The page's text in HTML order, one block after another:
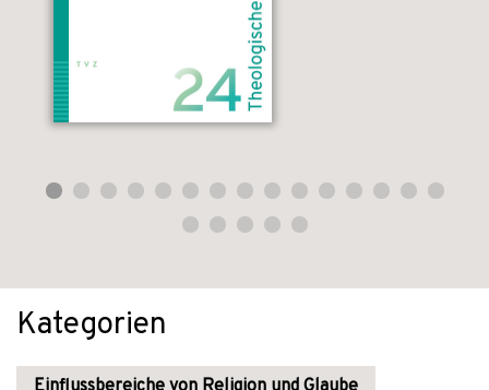
Kategorien